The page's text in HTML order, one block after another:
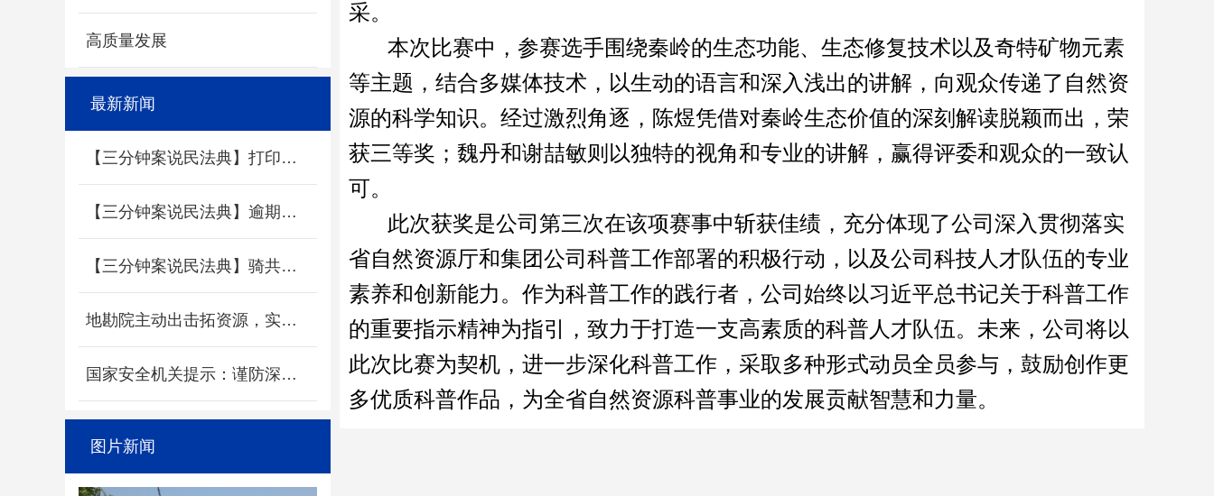
高质量发展
最新新闻
【三分钟案说民法典】打印的遗嘱有法律效益吗
【三分钟案说民法典】逾期还款应该支付利息吗？
【三分钟案说民法典】骑共享单车撞伤人，谁来担责？
地勘院主动出击拓资源，实干实绩显担当
国家安全机关提示：谨防深度伪造魔改陷阱
图片新闻
采。
本次比赛中，参赛选手围绕秦岭的生态功能、生态修复技术以及奇特矿物元素
等主题，结合多媒体技术，以生动的语言和深入浅出的讲解，向观众传递了自然资
源的科学知识。经过激烈角逐，陈煜凭借对秦岭生态价值的深刻解读脱颖而出，荣
获三等奖；魏丹和谢喆敏则以独特的视角和专业的讲解，赢得评委和观众的一致认
可。
此次获奖是公司第三次在该项赛事中斩获佳绩，充分体现了公司深入贯彻落实
省自然资源厅和集团公司科普工作部署的积极行动，以及公司科技人才队伍的专业
素养和创新能力。作为科普工作的践行者，公司始终以习近平总书记关于科普工作
的重要指示精神为指引，致力于打造一支高素质的科普人才队伍。未来，公司将以
此次比赛为契机，进一步深化科普工作，采取多种形式动员全员参与，鼓励创作更
多优质科普作品，为全省自然资源科普事业的发展贡献智慧和力量。